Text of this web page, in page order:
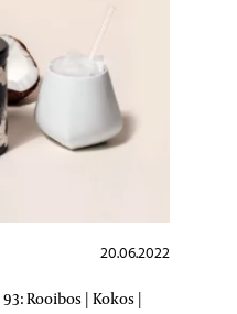
20.06.2022
Rooibos | Kokos |